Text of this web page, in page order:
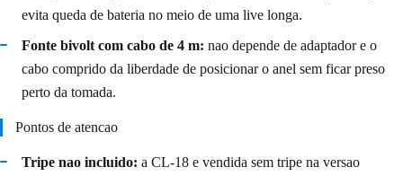
evita queda de bateria no meio de uma live longa.
Fonte bivolt com cabo de 4 m: nao depende de adaptador e o
cabo comprido da liberdade de posicionar o anel sem ficar preso
perto da tomada.
Pontos de atencao
Tripe nao incluido: a CL-18 e vendida sem tripe na versao